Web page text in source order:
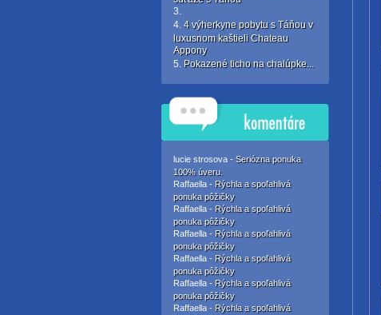
4 výherkyne pobytu s Táňou v
luxusnom kaštieli Chateau
Appony
Pokazené ticho na chalúpke...
lucie strosova - Seriózna ponuka
100% úveru.
Raffaella - Rýchla a spoľahlivá
ponuka pôžičky
Raffaella - Rýchla a spoľahlivá
ponuka pôžičky
Raffaella - Rýchla a spoľahlivá
ponuka pôžičky
Raffaella - Rýchla a spoľahlivá
ponuka pôžičky
Raffaella - Rýchla a spoľahlivá
ponuka pôžičky
Raffaella - Rýchla a spoľahlivá